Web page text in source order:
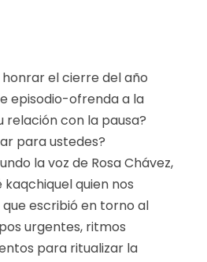
el cierre del año
episodio-ofrenda a la
relación con la pausa?
para ustedes?
la voz de Rosa Chávez,
quien nos
escribió en torno al
urgentes, ritmos
para ritualizar la